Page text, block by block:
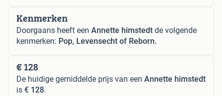
Kenmerken
Doorgaans heeft een Annette himstedt de volgende
kenmerken: Pop, Levensecht of Reborn.
€ 128
De huidige gemiddelde prijs van een Annette himstedt
is € 128.